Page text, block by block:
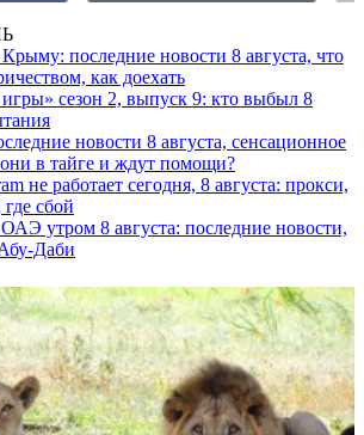
последние новости 8 августа, что
как доехать
сезон 2, выпуск 9: кто выбыл 8
новости 8 августа, сенсационное
в тайге и ждут помощи?
не работает сегодня, 8 августа: прокси,
сбой
утром 8 августа: последние новости,
Даби